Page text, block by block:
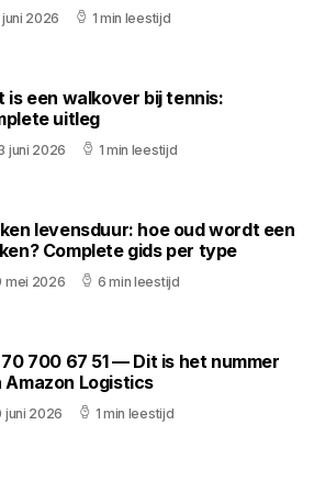
juni 2026 1 min leestijd
is een walkover bij tennis:
uitleg
juni 2026 1 min leestijd
levensduur: hoe oud wordt een
Complete gids per type
mei 2026 6 min leestijd
70 700 67 51 — Dit is het nummer
Amazon Logistics
juni 2026 1 min leestijd